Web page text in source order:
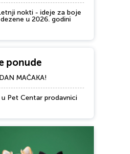
nokti - ideje za boje
u 2026. godini
ponude
MAČAKA!
u Pet Centar prodavnici